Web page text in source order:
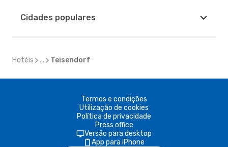
Cidades populares
Hotéis ... Teisendorf
Termos e condições
Utilização de cookies
Política de privacidade
Press office
Versão para desktop
App para iPhone